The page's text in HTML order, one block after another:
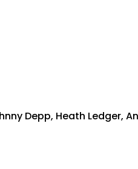
Depp, Heath Ledger,